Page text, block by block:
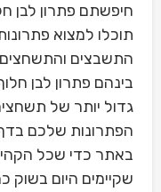
חיפשתם פתרון לבן
תוכלו למצוא
התשבצים
בינהם פתרון לבן
גדול יותר של
הפתרונות שלכם
באתר כדי שכל
שקיימים היום בשוק